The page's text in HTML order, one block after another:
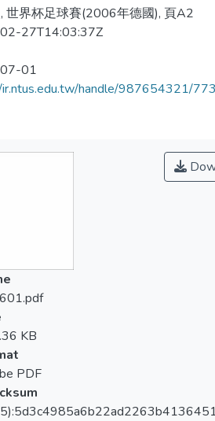
世界杯足球賽(2006年德國), 頁A2
27T14:03:37Z
01
handle/987654321/
KB
PDF